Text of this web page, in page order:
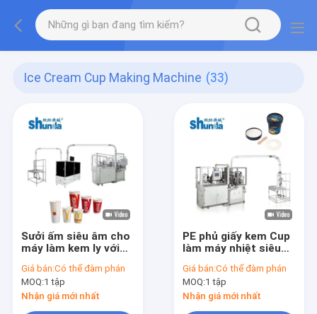
Ice Cream Cup Making Machine (33)
Sưởi ấm siêu âm cho
máy làm kem ly với
Giá bán:Có thể đàm phán
MOQ:1 tập
Nhận giá mới nhất
PE phủ giấy kem Cup
làm máy nhiệt siêu
nắp cốc
Giá bán:Có thể đàm phán
MOQ:1 tập
Nhận giá mới nhất